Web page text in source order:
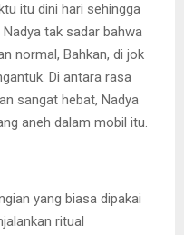
itu dini hari sehingga
tak sadar bahwa
normal, Bahkan, di jok
Di antara rasa
sangat hebat, Nadya
aneh dalam mobil itu.
yang biasa dipakai
ritual